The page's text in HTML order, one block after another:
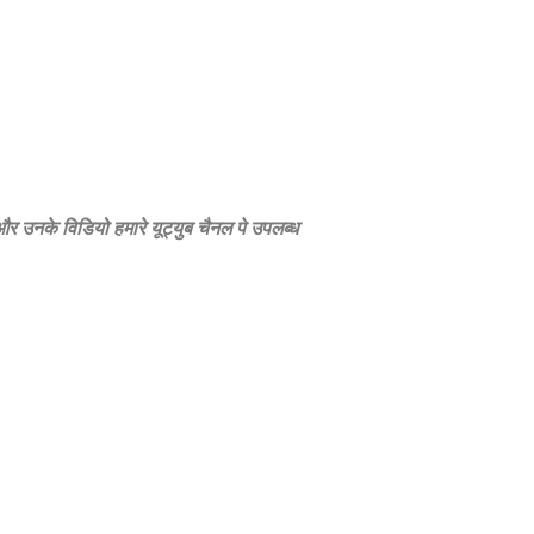
उनके विडियो हमारे यूट्युब चैनल पे उपलब्‍ध